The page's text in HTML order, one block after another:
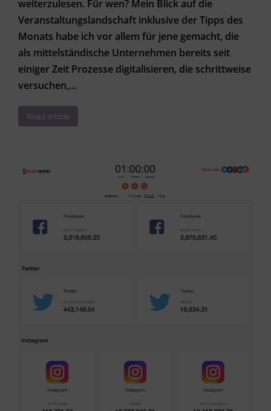
weiterzulesen. Für wen? Mein Blick auf die
Veranstaltungslandschaft inklusive der Tipps des
Monats habe ich vor allem für jene gemacht, die
als mittelständische Unternehmen bereits seit
einiger Zeit Prozesse digitalisieren, die schrittweise
versuchen,…
Read article